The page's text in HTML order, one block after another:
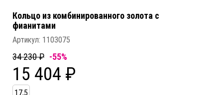
Кольцо из комбинированного золота c
фианитами
Артикул: 1103075
34 230 ₽ -55%
15 404 ₽
17,5